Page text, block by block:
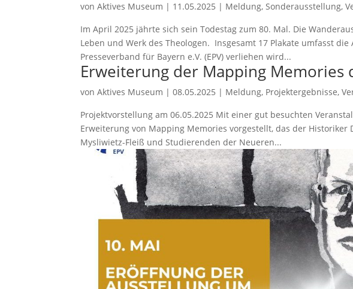
vonAktives Museum | 11.05.2025 | Meldung,Sonderausstellung,
Im April 2025 jährte sich sein Todestag zum 80. Mal. Die
Leben und Werk des Theologen. Insgesamt 17 Plakate umfasst
Presseverband für Bayern e.V. (EPV) verliehen wird...
Erweiterung der Mapping Memories
vonAktives Museum |08.05.2025 | Meldung, Projektergebnisse,
Projektvorstellung am 06.05.2025 Mit einer gut besuchten
Erweiterung von Mapping Memories vorgestellt, das der Historiker
Mysliwietz-Fleiß und Studierenden der Neueren...